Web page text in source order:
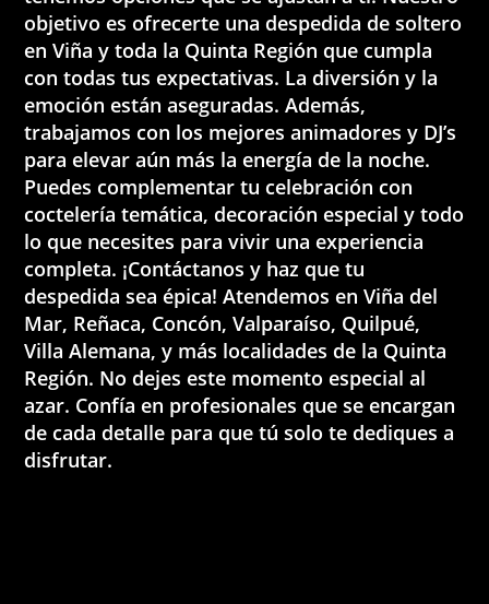
objetivo es ofrecerte una despedida de soltero
en Viña y toda la Quinta Región que cumpla
con todas tus expectativas. La diversión y la
emoción están aseguradas. Además,
trabajamos con los mejores animadores y DJ’s
para elevar aún más la energía de la noche.
Puedes complementar tu celebración con
coctelería temática, decoración especial y todo
lo que necesites para vivir una experiencia
completa. ¡Contáctanos y haz que tu
despedida sea épica!Atendemos en Viña del
Mar, Reñaca, Concón, Valparaíso, Quilpué,
Villa Alemana, y más localidades de la Quinta
Región. No dejes este momento especial al
azar. Confía en profesionales que se encargan
de cada detalle para que tú solo te dediques a
disfrutar.